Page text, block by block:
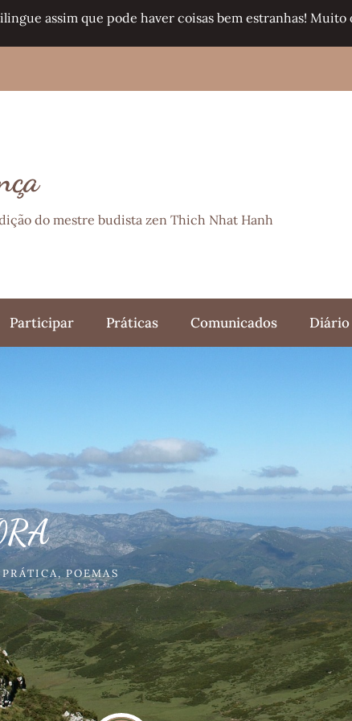
assim que pode haver coisas bem estranhas! Muito
do mestre budista zen Thich Nhat Hanh
Participar Práticas Comunicados Diário
, POEMAS